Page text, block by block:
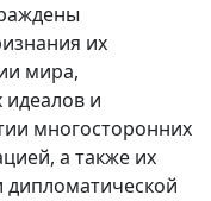
их
мира,
и
многосторонних
а также их
дипломатической